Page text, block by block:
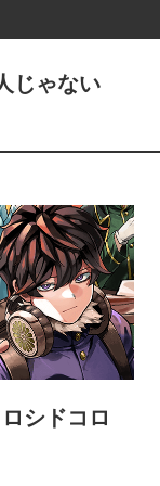
じゃない
シドコロ